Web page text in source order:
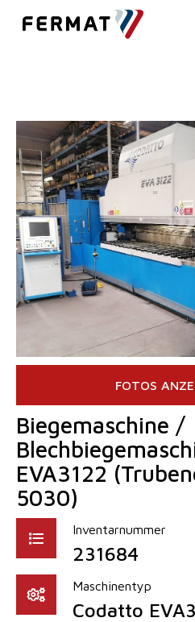
Biegemaschine /
EVA3122
5030)
Inventarnummer
231684
Maschinentyp
Codatto